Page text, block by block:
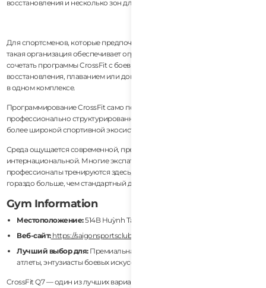
восстановления и несколько зон для спортивных тренировок.
Для спортсменов, которые предпочитают гибридный стиль тренировок,
такая организация обеспечивает огромную гибкость. Члены могут
сочетать программы CrossFit с боевыми искусствами, сеансами
восстановления, плаванием или дополнительной силовой работой, все
в одном комплексе.
Программирование CrossFit само по себе остается сильным и
профессионально структурированным, но общая ценность исходит из
более широкой спортивной экосистемы, окружающей его.
Среда ощущается современной, премиальной и очень
интернациональной. Многие экспаты, предприниматели, спортсмены и
профессионалы тренируются здесь, потому что это место предлагает
гораздо больше, чем стандартный доступ в спортзал.
Gym Information
Местоположение:514B Huỳnh Tấn Phát, District 7, Ho Chi Minh City
Веб-сайт:https://saigonsportsclub.com/
Лучший выбор для:Премиальная тренировочная среда, гибридные
атлеты, энтузиасты боевых искусств
CrossFit Q7 — один из лучших вариантов во Вьетнаме для тех, кто хочет